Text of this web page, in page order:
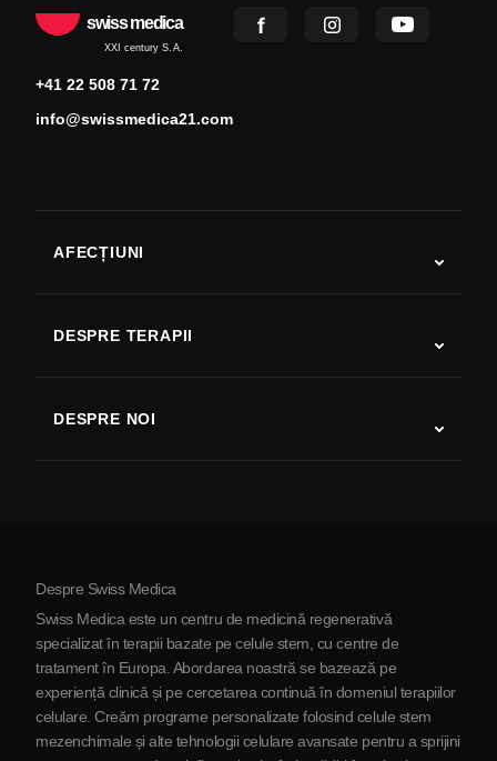
swiss medica
XXI century S.A.
+41 22 508 71 72
info@swissmedica21.com
AFECȚIUNI
Boala Parkinson
Artrită
DESPRE TERAPII
DESPRE NOI
Despre Serbia
Parteneriat
Contactaţi-ne
Despre Swiss Medica
Swiss Medica este un centru de medicină regenerativă
specializat în terapii bazate pe celule stem, cu centre de
tratament în Europa. Abordarea noastră se bazează pe
experiență clinică și pe cercetarea continuă în domeniul terapiilor
celulare. Creăm programe personalizate folosind celule stem
mezenchimale și alte tehnologii celulare avansate pentru a sprijini